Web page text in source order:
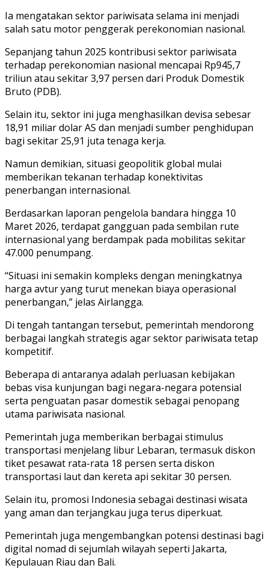
Ia mengatakan sektor pariwisata selama ini menjadi
salah satu motor penggerak perekonomian nasional.
Sepanjang tahun 2025 kontribusi sektor pariwisata
terhadap perekonomian nasional mencapai Rp945,7
triliun atau sekitar 3,97 persen dari Produk Domestik
Bruto (PDB).
Selain itu, sektor ini juga menghasilkan devisa sebesar
18,91 miliar dolar AS dan menjadi sumber penghidupan
bagi sekitar 25,91 juta tenaga kerja.
Namun demikian, situasi geopolitik global mulai
memberikan tekanan terhadap konektivitas
penerbangan internasional.
Berdasarkan laporan pengelola bandara hingga 10
Maret 2026, terdapat gangguan pada sembilan rute
internasional yang berdampak pada mobilitas sekitar
47.000 penumpang.
“Situasi ini semakin kompleks dengan meningkatnya
harga avtur yang turut menekan biaya operasional
penerbangan,” jelas Airlangga.
Di tengah tantangan tersebut, pemerintah mendorong
berbagai langkah strategis agar sektor pariwisata tetap
kompetitif.
Beberapa di antaranya adalah perluasan kebijakan
bebas visa kunjungan bagi negara-negara potensial
serta penguatan pasar domestik sebagai penopang
utama pariwisata nasional.
Pemerintah juga memberikan berbagai stimulus
transportasi menjelang libur Lebaran, termasuk diskon
tiket pesawat rata-rata 18 persen serta diskon
transportasi laut dan kereta api sekitar 30 persen.
Selain itu, promosi Indonesia sebagai destinasi wisata
yang aman dan terjangkau juga terus diperkuat.
Pemerintah juga mengembangkan potensi destinasi bagi
digital nomad di sejumlah wilayah seperti Jakarta,
Kepulauan Riau dan Bali.